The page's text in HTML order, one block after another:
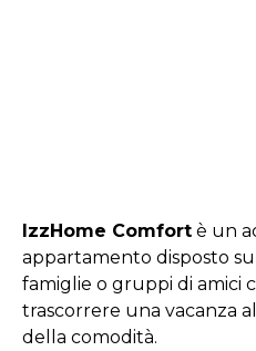
IzzHome Comfort è un
appartamento disposto
famiglie o gruppi di amici
trascorrere una vacanza
della comodità.